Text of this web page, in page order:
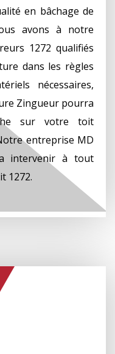
en bâchage de
avons à notre
1272 qualifiés
dans les règles
nécessaires,
Zingueur pourra
sur votre toit
entreprise MD
intervenir à tout
1272.